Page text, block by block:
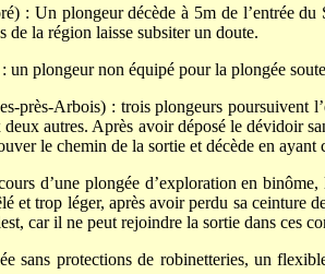
: Un plongeur décède à 5m de l’entrée
de la région laisse subsiter un doute.
un plongeur non équipé pour la plongée
près-Arbois) : trois plongeurs poursuivent
autres. Après avoir déposé le dévidoir
le chemin de la sortie et décède en ayant
d’une plongée d’exploration en
et trop léger, après avoir perdu sa
car il ne peut rejoindre la sortie dans ces
sans protections de robinetteries, un